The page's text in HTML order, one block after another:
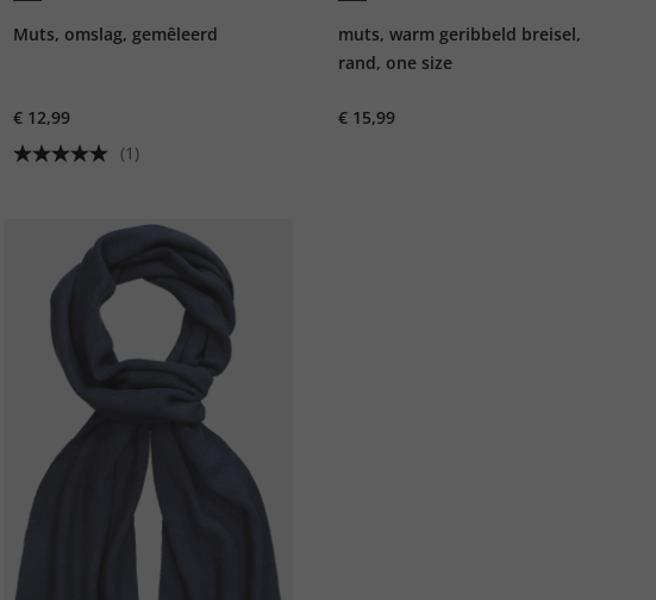
Muts, omslag, gemêleerd
€ 12,99
(1)
muts, warm geribbeld breisel,
rand, one size
€ 15,99